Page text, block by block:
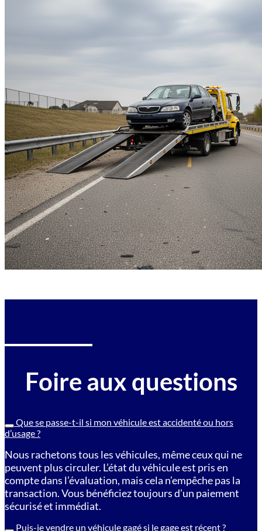
Foire aux questions
Que se passe-t-il si mon véhicule est accidenté ou hors
d’usage ?
Nous rachetons tous les véhicules, même ceux qui ne
peuvent plus circuler. L’état du véhicule est pris en
compte dans l’évaluation, mais cela n’empêche pas la
transaction. Vous bénéficiez toujours d’un paiement
sécurisé et immédiat.
Puis-je vendre un véhicule gagé si le gage est récent ?